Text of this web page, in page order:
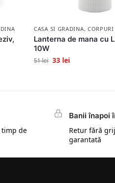
CASA SI GRADINA,
Lanterna de mana cu
10W
51lei 33 lei
timp de
Banii înapoi
Retur fără
garantată